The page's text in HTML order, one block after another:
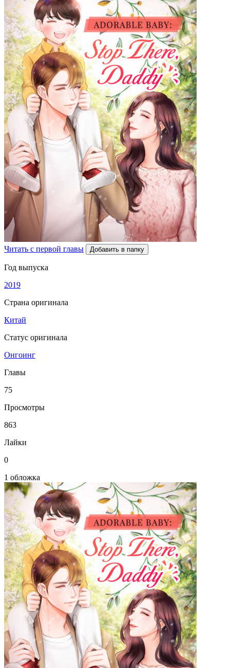
Читать с первой главы Добавить в папку
Год выпуска
2019
Страна оригинала
Китай
Статус оригинала
Онгоинг
Главы
75
Просмотры
863
Лайки
0
1 обложка